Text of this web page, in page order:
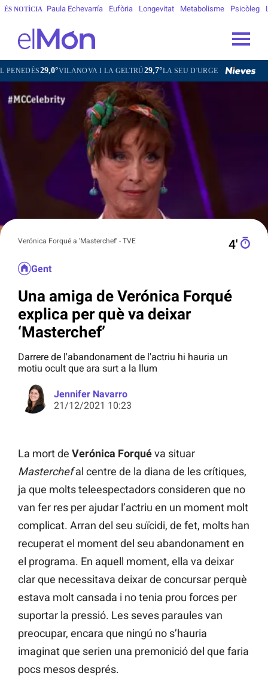
ÉS NOTÍCIA Paula Echevarría Eufòria Longevitat Metabolisme Psicòleg
29,0°VILANOVA I LA GELTRÚ29,7°LA SEU D'URGELL30,0°PUIGCERDÀ
Verónica Forqué a 'Masterchef' - TVE 4′
Gent
Una amiga de Verónica Forqué
explica per què va deixar
‘Masterchef’
Darrere de l'abandonament de l'actriu hi hauria un
motiu ocult que ara surt a la llum
Jennifer Navarro
21/12/2021 10:23
La mort de Verónica Forquéva situar
Masterchefal centre de la diana de les crítiques,
ja que molts teleespectadors consideren que no
van fer res per ajudar l’actriu en un moment molt
complicat. Arran del seu suïcidi, de fet, molts han
recuperat el moment del seu abandonament en
el programa. En aquell moment, ella va deixar
clar que necessitava deixar de concursar perquè
estava molt cansada i no tenia prou forces per
suportar la pressió. Les seves paraules van
preocupar, encara que ningú no s’hauria
imaginat que serien una premonició del que faria
pocs mesos després.